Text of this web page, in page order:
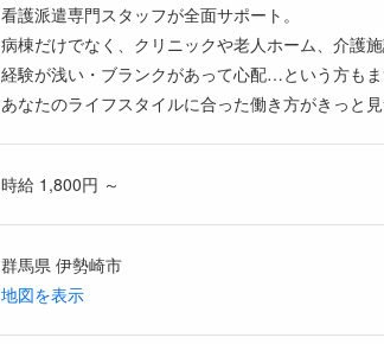
看護派遣専門スタッフが全面サポート。
病棟だけでなく、クリニックや老人ホーム、介護
経験が浅い・ブランクがあって心配…という方もま
あなたのライフスタイルに合った働き方がきっと見
時給 1,800円 ～
群馬県 伊勢崎市
地図を表示